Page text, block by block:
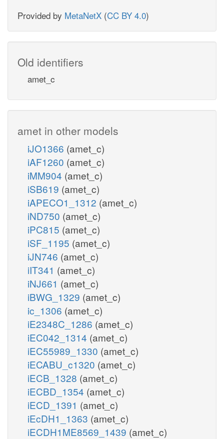
Provided by MetaNetX (CC BY 4.0)
Old identifiers
amet_c
amet in other models
iJO1366 (amet_c)
iAF1260 (amet_c)
iMM904 (amet_c)
iSB619 (amet_c)
iAPECO1_1312 (amet_c)
iND750 (amet_c)
iPC815 (amet_c)
iSF_1195 (amet_c)
iJN746 (amet_c)
iIT341 (amet_c)
iNJ661 (amet_c)
iBWG_1329 (amet_c)
ic_1306 (amet_c)
iE2348C_1286 (amet_c)
iEC042_1314 (amet_c)
iEC55989_1330 (amet_c)
iECABU_c1320 (amet_c)
iECB_1328 (amet_c)
iECBD_1354 (amet_c)
iECD_1391 (amet_c)
iEcDH1_1363 (amet_c)
iECDH1ME8569_1439 (amet_c)